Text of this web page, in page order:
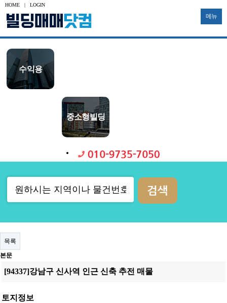
HOME | LOGIN
메뉴
수익용
중소형빌딩
목록
본문
[94337]강남구 신사역 인근 신축 추전 매물
토지정보